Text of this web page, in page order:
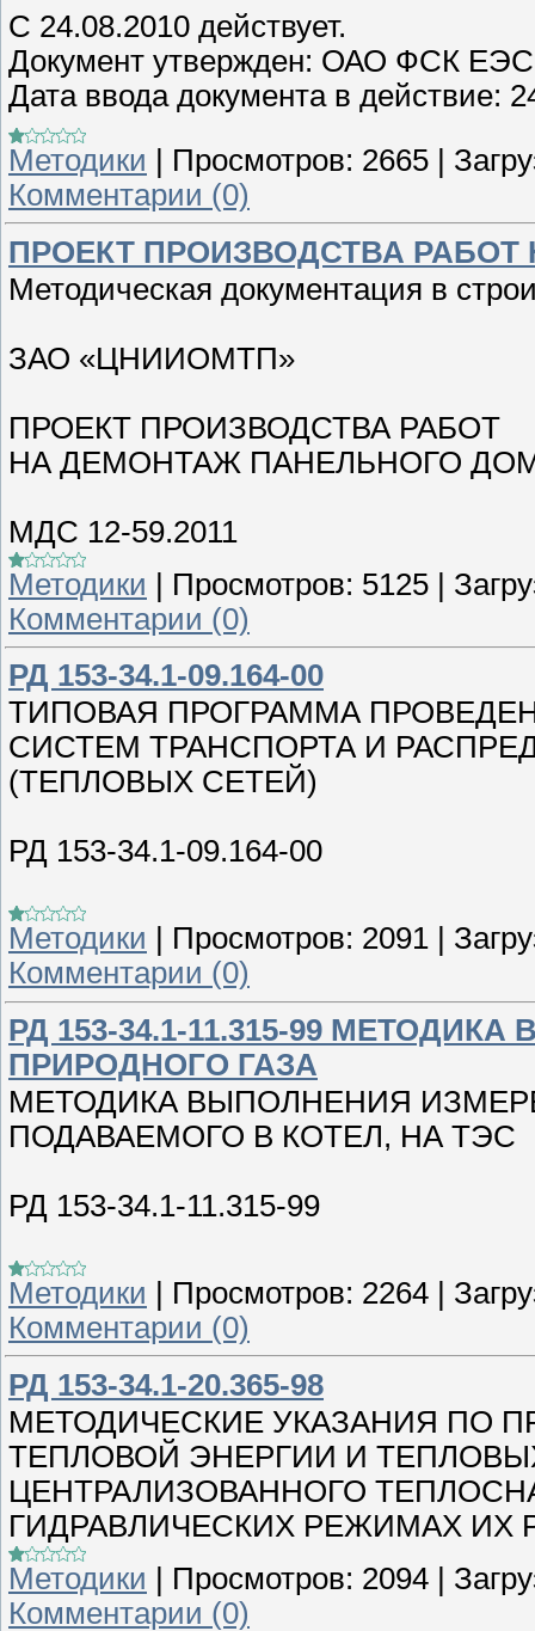
C 24.08.2010 действует.
Документ утвержден: ОАО ФСК
Дата ввода документа в действие:
Методики
Просмотров: 2665
Комментарии (0)
ПРОЕКТ ПРОИЗВОДСТВА
Методическая документация в
ЗАО «ЦНИИОМТП»
ПРОЕКТ ПРОИЗВОДСТВА РАБОТ
НА ДЕМОНТАЖ ПАНЕЛЬНОГО
МДС 12-59.2011
Методики | Просмотров: 5125 |
Комментарии (0)
РД 153-34.1-09.164-00
ТИПОВАЯ ПРОГРАММА
СИСТЕМ ТРАНСПОРТА И
(ТЕПЛОВЫХ СЕТЕЙ)
РД 153-34.1-09.164-00
Методики Просмотров: 2091
Комментарии (0)
РД 153-34.1-11.315-99
ПРИРОДНОГО ГАЗА
МЕТОДИКА ВЫПОЛНЕНИЯ
ПОДАВАЕМОГО В КОТЕЛ, НА ТЭС
РД 153-34.1-11.315-99
Методики Просмотров: 2264
Комментарии (0)
РД 153-34.1-20.365-98
МЕТОДИЧЕСКИЕ УКАЗАНИЯ ПО
ТЕПЛОВОЙ ЭНЕРГИИ И
ЦЕНТРАЛИЗОВАННОГО
ГИДРАВЛИЧЕСКИХ РЕЖИМАХ ИХ
Методики | Просмотров: 2094 |
Комментарии (0)